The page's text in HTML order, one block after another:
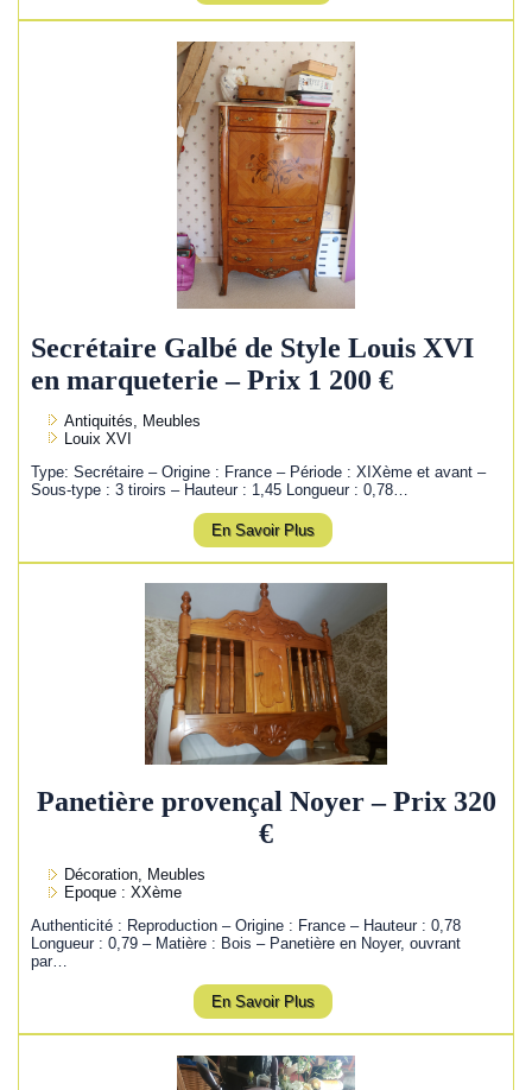
Secrétaire Galbé de Style Louis XVI
en marqueterie – Prix 1 200 €
Antiquités, Meubles
Louix XVI
Type: Secrétaire – Origine : France – Période : XIXème et avant –
Sous-type : 3 tiroirs – Hauteur : 1,45 Longueur : 0,78…
En Savoir Plus
Panetière provençal Noyer – Prix 320
€
Décoration, Meubles
Epoque : XXème
Authenticité : Reproduction – Origine : France – Hauteur : 0,78
Longueur : 0,79 – Matière : Bois – Panetière en Noyer, ouvrant
par…
En Savoir Plus